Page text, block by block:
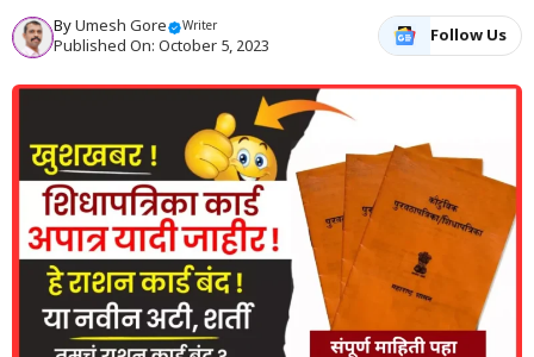
ByUmesh Gore Writer
Published On: October 5, 2023
Follow Us